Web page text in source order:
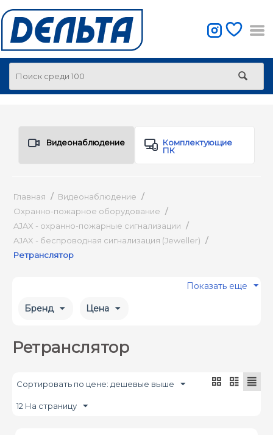
Видеонаблюдение
Комплектующие
ПК
Главная / Видеонаблюдение /
Охранно-пожарное оборудование /
AJAX - охранно-пожарные сигнализации /
AJAX - беспроводная сигнализация (Jeweller) /
Ретранслятор
Показать еще
Бренд Цена
Ретранслятор
Сортировать по цене: дешевые выше
12 На страницу